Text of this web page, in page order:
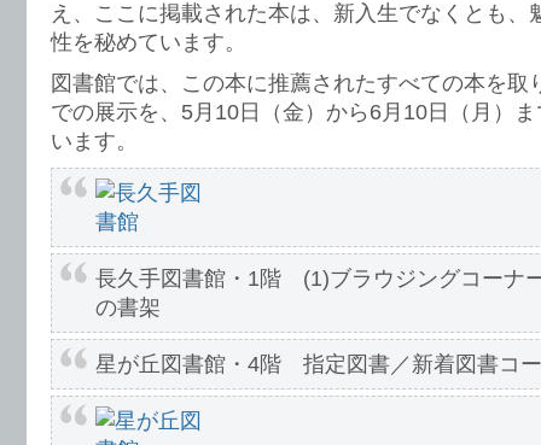
え、ここに掲載された本は、新入生でなくとも、
性を秘めています。
図書館では、この本に推薦されたすべての本を取
での展示を、5月10日（金）から6月10日（月）
います。
長久手図書館・1階 (1)ブラウジングコーナ
の書架
星が丘図書館・4階 指定図書／新着図書コ